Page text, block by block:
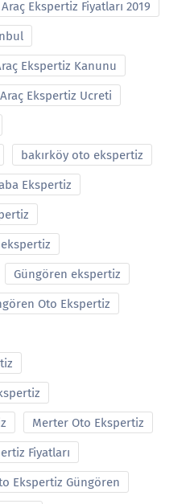
Araç Ekspertiz Fiyatları 2019
Ekspertiz Kanunu
Araç Ekspertiz Ucreti
bakırköy oto ekspertiz
Ekspertiz
Güngören ekspertiz
Oto Ekspertiz
Merter Oto Ekspertiz
Fiyatları
Ekspertiz Güngören